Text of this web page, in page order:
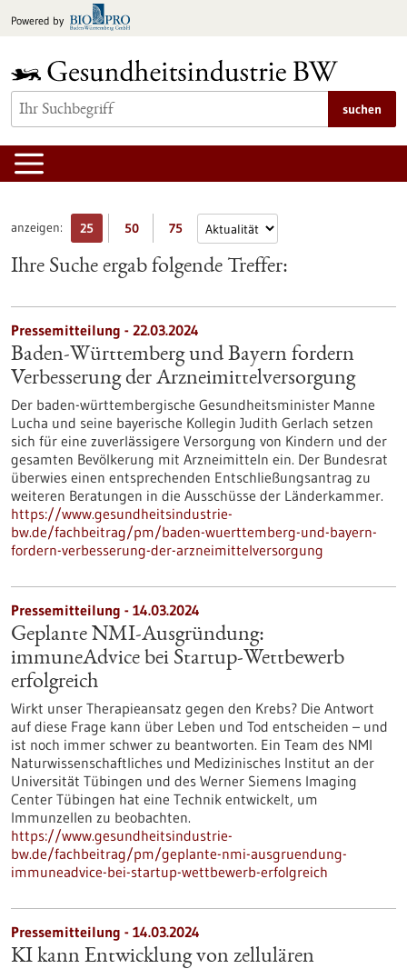
Inhalt
Powered by
suchen
anzeigen: 25 50 75
Ihre Suche ergab folgende Treffer:
Pressemitteilung - 22.03.2024
Baden-Württemberg und Bayern fordern
Verbesserung der Arzneimittelversorgung
Der baden-württembergische Gesundheitsminister Manne
Lucha und seine bayerische Kollegin Judith Gerlach setzen
sich für eine zuverlässigere Versorgung von Kindern und der
gesamten Bevölkerung mit Arzneimitteln ein. Der Bundesrat
überwies einen entsprechenden Entschließungsantrag zu
weiteren Beratungen in die Ausschüsse der Länderkammer.
https://www.gesundheitsindustrie-
bw.de/fachbeitrag/pm/baden-wuerttemberg-und-bayern-
fordern-verbesserung-der-arzneimittelversorgung
Pressemitteilung - 14.03.2024
Geplante NMI-Ausgründung:
immuneAdvice bei Startup-Wettbewerb
erfolgreich
Wirkt unser Therapieansatz gegen den Krebs? Die Antwort
auf diese Frage kann über Leben und Tod entscheiden – und
ist noch immer schwer zu beantworten. Ein Team des NMI
Naturwissenschaftliches und Medizinisches Institut an der
Universität Tübingen und des Werner Siemens Imaging
Center Tübingen hat eine Technik entwickelt, um
Immunzellen zu beobachten.
https://www.gesundheitsindustrie-
bw.de/fachbeitrag/pm/geplante-nmi-ausgruendung-
immuneadvice-bei-startup-wettbewerb-erfolgreich
Pressemitteilung - 14.03.2024
KI kann Entwicklung von zellulären